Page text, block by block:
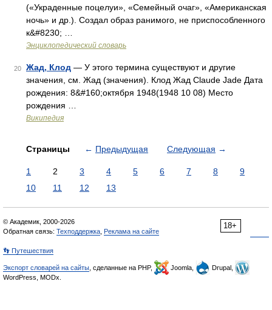
(«Украденные поцелуи», «Семейный очаг», «Американская
ночь» и др.). Создал образ ранимого, не приспособленного
к&#8230; …
Энциклопедический словарь
20 Жад, Клод — У этого термина существуют и другие
значения, см. Жад (значения). Клод Жад Claude Jade Дата
рождения: 8&#160;октября 1948(1948 10 08) Место
рождения …
Википедия
Страницы ← Предыдущая Следующая →
1 2 3 4 5 6 7 8
9
10
11 12 13
18+
© Академик, 2000-2026
Обратная связь: Техподдержка Реклама на сайте
👣 Путешествия
Экспорт словарей на сайты , сделанные на PHP, Joomla,
Drupal,
WordPress, MODx.